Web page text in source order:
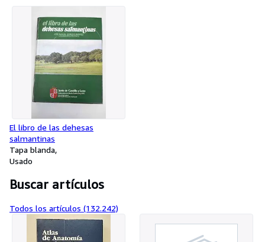
El libro de las dehesas
salmantinas
Tapa blanda
Usado
Buscar artículos
Todos los artículos (132.242)